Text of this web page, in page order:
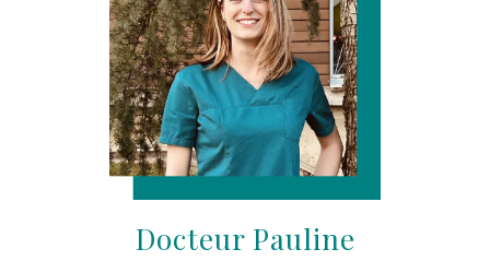
Docteur Pauline